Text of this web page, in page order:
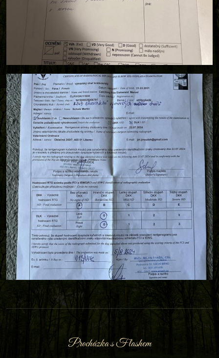
Procházka s Flashem